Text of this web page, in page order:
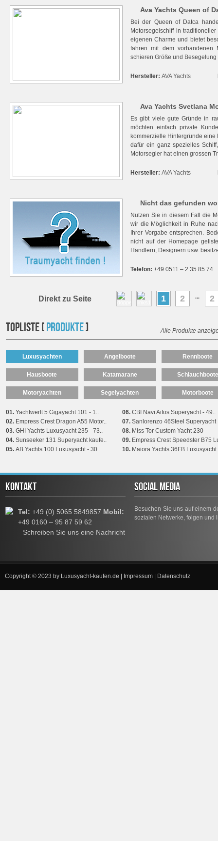
Ava Yachts Queen of
Bei der Queen of Datca
Motorsegelschiff in
eigenen Charme und bietet
fahren mit dem vorhandenen
schieren Größe und Besegelung
Hersteller: AVA Yachts
Ava Yachts Svetlana
Es gibt viele gute Gründe in
möchten einfach private
kommerzielle Hintergründe
dafür ein ganz spezielles
Motorsegler hat einen grossen
Hersteller: AVA Yachts
Nicht das gefunden
Nutzen Sie in diesem Fall die
wir die Möglichkeit in Ruhe
Ihrer Vorgabe entsprechen.
nicht auf der Homepage
Händlern, Designern usw.
Telefon: +49 0511 – 2 35 85 74
Direkt zu Seite 1 2 ... 2
TOPLISTE [ PRODUKTE] Alle Produkte
Luxusyachten Angelboote Rennboote
Hausboote Katamarane Schlauchboote
Motoryachten Segelyachten Motorboote
01. Yachtwerft 5 Gigayacht 101 - 1..
02. Empress Crest Dragon A55 Motor..
03. GHI Yachts Luxusyacht 235 - 73..
04. Sunseeker 131 Superyacht kaufe..
05. AB Yachts 100 Luxusyacht - 30...
06.CBI Navi Aifos Superyacht - 49..
07.Sanlorenzo 46Steel Superyacht
08. Miss Tor Custom Yacht 230
09. Empress Crest Speedster B75
10. Maiora Yachts 36FB Luxusyacht
KONTAKT
Tel: +49 (0) 5065 5849857 Mobil:
+49 0160 – 95 87 59 62
Schreiben Sie uns eine Nachricht
SOCIAL MEDIA
Besuchen Sie uns auf einem
sozialen Netwerke, folgen und
Copyright © 2023 by Luxusyacht-kaufen.de Impressum Datenschutz